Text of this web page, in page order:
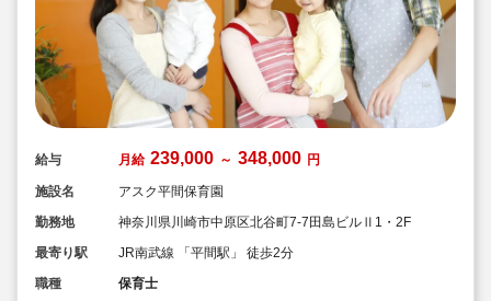
給与 月給 239,000 ～ 348,000 円
施設名
アスク平間保育園
勤務地
神奈川県川崎市中原区北谷町7-7田島ビルⅡ1・2F
最寄り駅
JR南武線 「平間駅」 徒歩2分
職種
保育士